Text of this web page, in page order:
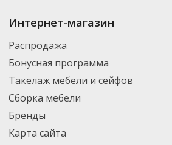
Купить
Вы можете выбрать нужный товар и
партнерской транспортной компанией
Интернет-магазин
Распродажа
Бонусная программа
Такелаж мебели и сейфов
Сборка мебели
Бренды
Карта сайта